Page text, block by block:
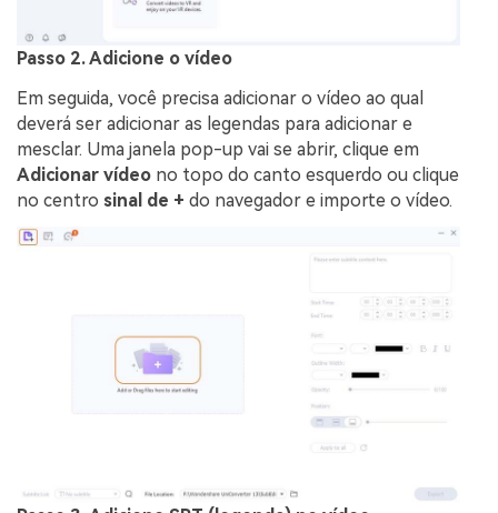
Passo 2. Adicione o vídeo
Em seguida, você precisa adicionar o vídeo ao qual
deverá ser adicionar as legendas para adicionar e
mesclar. Uma janela pop-up vai se abrir, clique em
Adicionar vídeo no topo do canto esquerdo ou clique
no centro sinal de + do navegador e importe o vídeo.